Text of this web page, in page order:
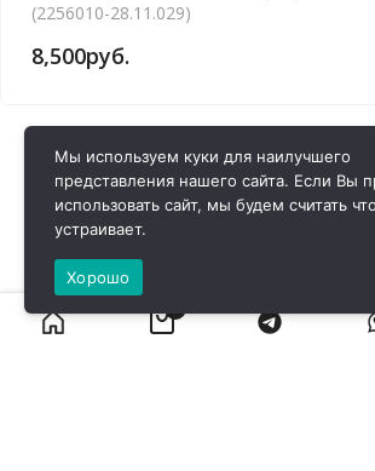
(2256010-28.11.029)
8,500руб.
Мы используем куки для наилучшего
представления нашего сайта. Если Вы
использовать сайт, мы будем считать
устраивает.
Хорошо